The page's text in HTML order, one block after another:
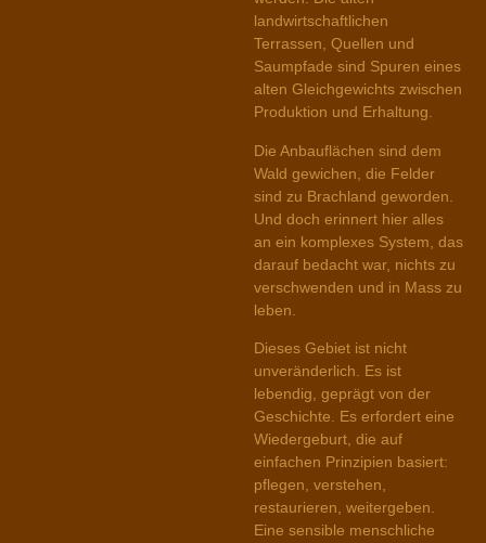
landwirtschaftlichen
Terrassen, Quellen und
Saumpfade sind Spuren eines
alten Gleichgewichts zwischen
Produktion und Erhaltung.
Die Anbauflächen sind dem
Wald gewichen, die Felder
sind zu Brachland geworden.
Und doch erinnert hier alles
an ein komplexes System, das
darauf bedacht war, nichts zu
verschwenden und in Mass zu
leben.
Dieses Gebiet ist nicht
unveränderlich. Es ist
lebendig, geprägt von der
Geschichte. Es erfordert eine
Wiedergeburt, die auf
einfachen Prinzipien basiert:
pflegen, verstehen,
restaurieren, weitergeben.
Eine sensible menschliche